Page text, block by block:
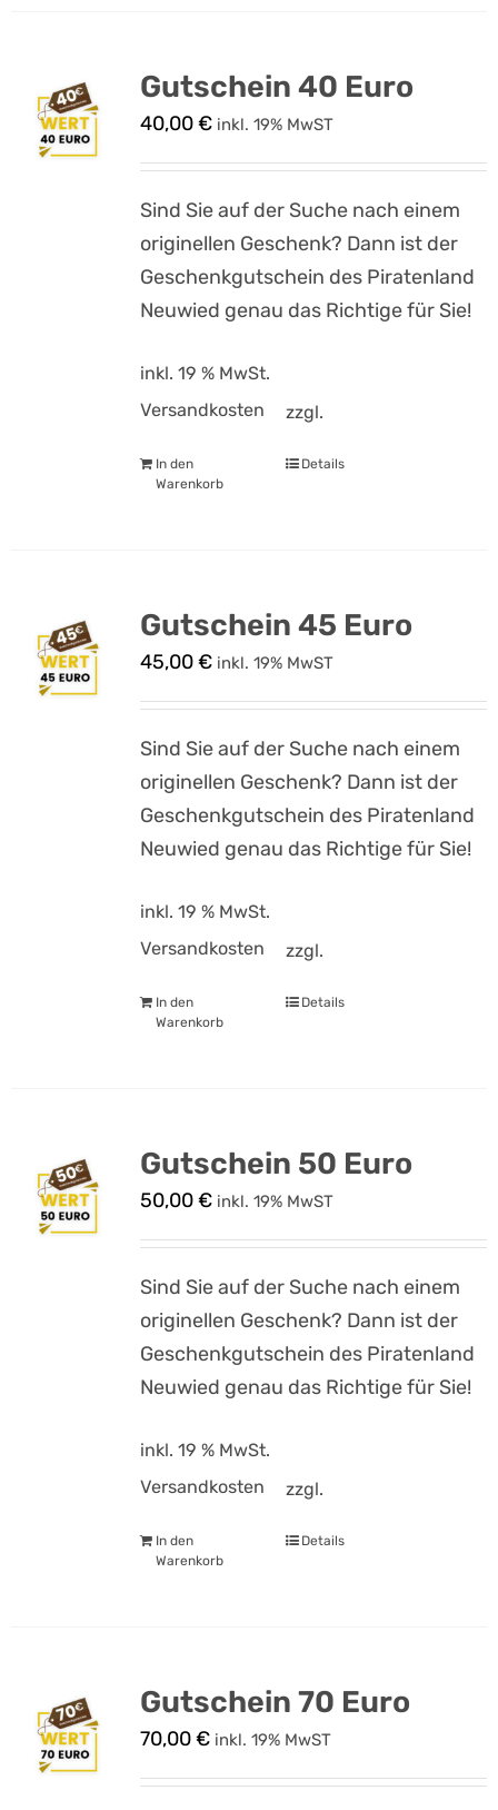
Gutschein 40 Euro
40,00€ inkl. 19% MwST
Sind Sie auf der Suche nach einem
originellen Geschenk? Dann ist der
Geschenkgutschein des Piratenland
Neuwied genau das Richtige für Sie!
inkl. 19 % MwSt.
zzgl.
Versandkosten
In den
Warenkorb
Details
Gutschein 45 Euro
45,00€ inkl. 19% MwST
Sind Sie auf der Suche nach einem
originellen Geschenk? Dann ist der
Geschenkgutschein des Piratenland
Neuwied genau das Richtige für Sie!
inkl. 19 % MwSt.
zzgl.
Versandkosten
In den
Warenkorb
Details
Gutschein 50 Euro
50,00€ inkl. 19% MwST
Sind Sie auf der Suche nach einem
originellen Geschenk? Dann ist der
Geschenkgutschein des Piratenland
Neuwied genau das Richtige für Sie!
inkl. 19 % MwSt.
zzgl.
Versandkosten
In den
Warenkorb
Details
Gutschein 70 Euro
70,00€ inkl. 19% MwST